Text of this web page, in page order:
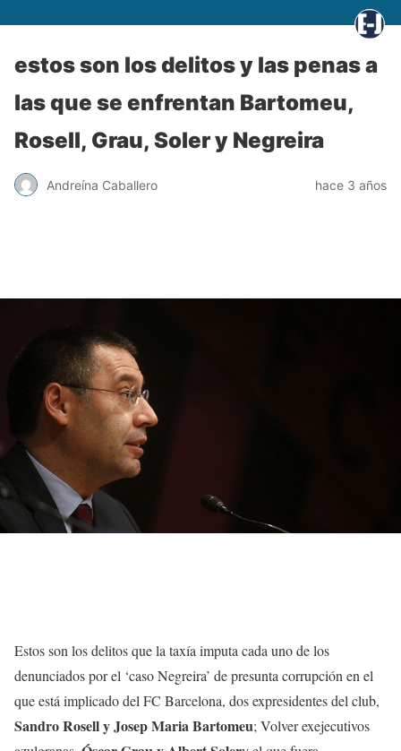
estos son los delitos y las penas a
las que se enfrentan Bartomeu,
Rosell, Grau, Soler y Negreira
Andreína Caballero hace 3 años
Estos son los delitos que la taxía imputa cada uno de los
denunciados por el ‘caso Negreira’ de presunta corrupción en el
que está implicado del FC Barcelona, ​​dos expresidentes del club,
Sandro Rosell y Josep Maria Bartomeu; Volver exejecutivos